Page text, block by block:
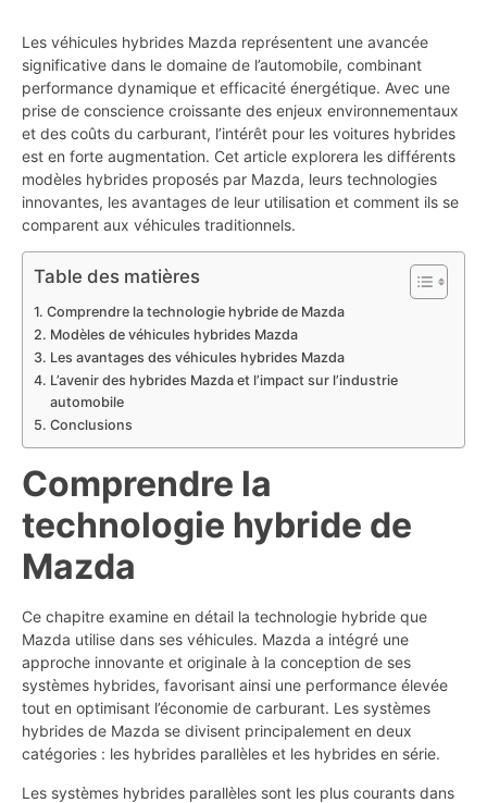
Les véhicules hybrides Mazda représentent une avancée
significative dans le domaine de l’automobile, combinant
performance dynamique et efficacité énergétique. Avec une
prise de conscience croissante des enjeux environnementaux
et des coûts du carburant, l’intérêt pour les voitures hybrides
est en forte augmentation. Cet article explorera les différents
modèles hybrides proposés par Mazda, leurs technologies
innovantes, les avantages de leur utilisation et comment ils se
comparent aux véhicules traditionnels.
Table des matières
Comprendre la technologie hybride de Mazda
Modèles de véhicules hybrides Mazda
Les avantages des véhicules hybrides Mazda
L’avenir des hybrides Mazda et l’impact sur l’industrie
automobile
Conclusions
Comprendre la
technologie hybride de
Mazda
Ce chapitre examine en détail la technologie hybride que
Mazda utilise dans ses véhicules. Mazda a intégré une
approche innovante et originale à la conception de ses
systèmes hybrides, favorisant ainsi une performance élevée
tout en optimisant l’économie de carburant. Les systèmes
hybrides de Mazda se divisent principalement en deux
catégories : les hybrides parallèles et les hybrides en série.
Les systèmes hybrides parallèles sont les plus courants dans